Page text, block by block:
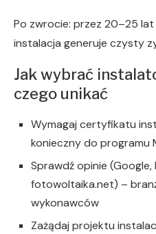
Po zwrocie: przez 20–25
instalacja generuje czysty
Jak wybrać
czego unikać
Wymagaj certyfikatu
konieczny do programu
Sprawdź opinie
fotowoltaika.net) –
wykonawców
Zażądaj projektu